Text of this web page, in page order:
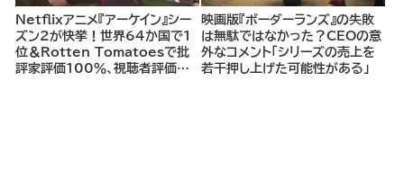
Netflixアニメ『アーケイン』シー
ズン2が快挙！世界64か国で1
位＆Rotten Tomatoesで批
評家評価100％、視聴者評価
映画版『ボーダーランズ』の失敗
は無駄ではなかった？CEOの意
外なコメント「シリーズの売上を
若干押し上げた可能性がある」